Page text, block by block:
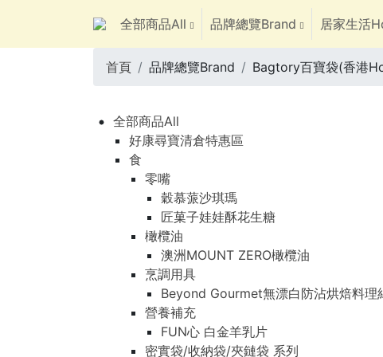
全部商品All 品牌總覽Brand 居家生活
首頁 品牌總覽Brand Bagtory百寶袋(香港
全部商品All
好康尋寶清倉特惠區
食
零嘴
穀慕蒎沙琪瑪
匠菓子娃娃酥花生糖
橄欖油
澳洲MOUNT ZERO橄欖油
烹調用具
Beyond Gourmet無漂白防沾烘焙料理
營養補充
FUN心 白金羊乳片
密實袋/收納袋/夾鏈袋 系列